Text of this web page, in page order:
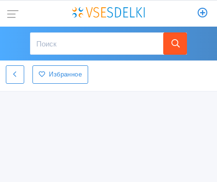
Избранное